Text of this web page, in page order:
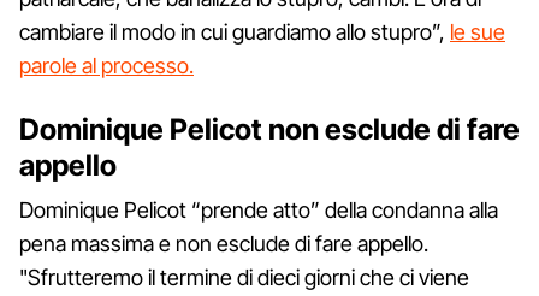
cambiare il modo in cui guardiamo allo stupro”, le sue
parole al processo.
Dominique Pelicot non esclude di fare
appello
Dominique Pelicot “prende atto” della condanna alla
pena massima e non esclude di fare appello.
"Sfrutteremo il termine di dieci giorni che ci viene